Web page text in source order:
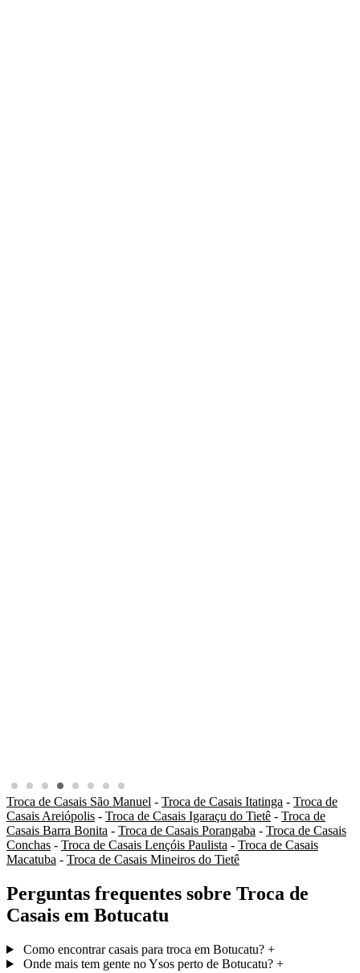
Troca de Casais São Manuel - Troca de Casais Itatinga - Troca de
Casais Areiópolis - Troca de Casais Igaraçu do Tietê - Troca de
Casais Barra Bonita - Troca de Casais Porangaba - Troca de Casais
Conchas - Troca de Casais Lençóis Paulista - Troca de Casais
Macatuba - Troca de Casais Mineiros do Tietê
Perguntas frequentes sobre Troca de
Casais em Botucatu
Como encontrar casais para troca em Botucatu? +
Onde mais tem gente no Ysos perto de Botucatu? +